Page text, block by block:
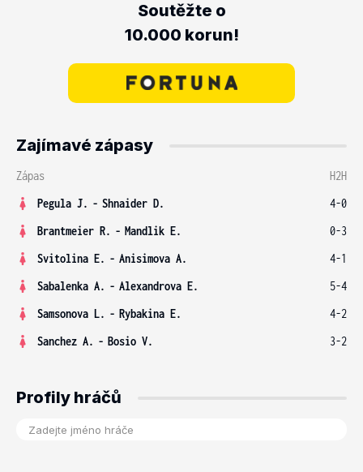
Soutěžte o
10.000 korun!
Zajímavé zápasy
Zápas
H2H
Pegula J. - Shnaider D.
4-0
Brantmeier R. - Mandlik E.
0-3
Svitolina E. - Anisimova A.
4-1
Sabalenka A. - Alexandrova E.
5-4
Samsonova L. - Rybakina E.
4-2
Sanchez A. - Bosio V. 3-2
Profily hráčů